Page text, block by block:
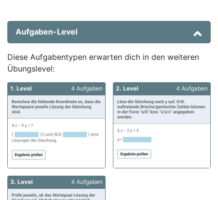
Aufgaben-Level
Diese Aufgabentypen erwarten dich in den weiteren
Übungslevel:
1. Level 4 Aufgaben 2. Level 4 Aufgaben
3. Level 4 Aufgaben